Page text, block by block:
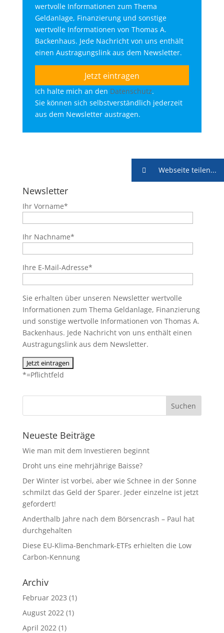
wertvolle Informationen zum Thema
Geldanlage, Finanzierung und sonstige
wertvolle Informationen von Thomas A.
Backenhaus. Jede Nachricht von uns enthält
einen Austragungslink aus dem Newsletter.
Ich halte mich an den Datenschutz.
Sie können sich selbstverständlich jederzeit
aus dem Newsletter austragen.
Newsletter
Ihr Vorname*
Ihr Nachname*
Ihre E-Mail-Adresse*
Sie erhalten über unseren Newsletter wertvolle
Informationen zum Thema Geldanlage, Finanzierung
und sonstige wertvolle Informationen von Thomas A.
Backenhaus. Jede Nachricht von uns enthält einen
Austragungslink aus dem Newsletter.
*=Pflichtfeld
Neueste Beiträge
Wie man mit dem Investieren beginnt
Droht uns eine mehrjährige Baisse?
Der Winter ist vorbei, aber wie Schnee in der Sonne
schmilzt das Geld der Sparer. Jeder einzelne ist jetzt
gefordert!
Anderthalb Jahre nach dem Börsencrash – Paul hat
durchgehalten
Diese EU-Klima-Benchmark-ETFs erhielten die Low
Carbon-Kennung
Archiv
Februar 2023 (1)
August 2022(1)
April 2022(1)
Webseite teilen...